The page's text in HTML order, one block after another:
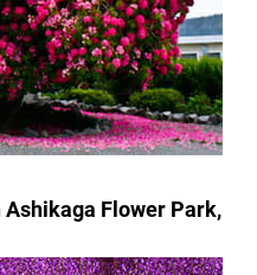
Flower Park,